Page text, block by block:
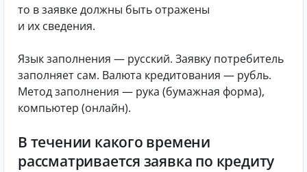
то в заявке должны быть отражены
и их сведения.
Язык заполнения — русский. Заявку потребитель
заполняет сам. Валюта кредитования — рубль.
Метод заполнения — рука (бумажная форма),
компьютер (онлайн).
В течении какого времени
рассматривается заявка по кредиту